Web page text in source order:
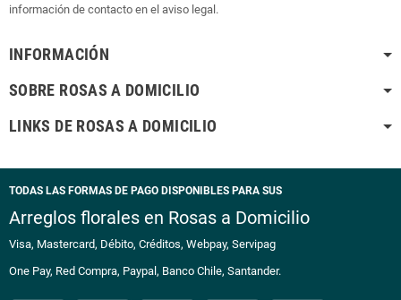
información de contacto en el aviso legal.
INFORMACIÓN
SOBRE ROSAS A DOMICILIO
LINKS DE ROSAS A DOMICILIO
TODAS LAS FORMAS DE PAGO DISPONIBLES PARA SUS
Arreglos florales en Rosas a Domicilio
Visa, Mastercard, Débito, Créditos, Webpay, Servipag
One Pay, Red Compra, Paypal, Banco Chile, Santander.